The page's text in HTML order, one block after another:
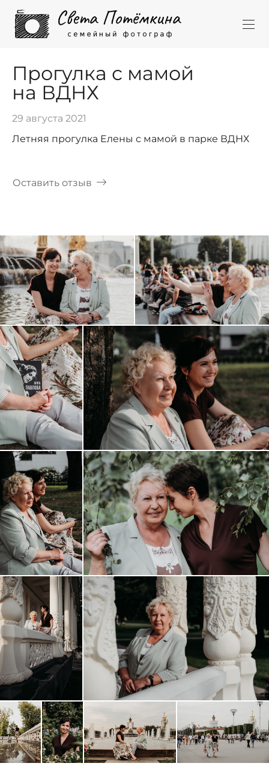
Прогулка с мамой
на ВДНХ
29 августа 2021
Летняя прогулка Елены с мамой в парке ВДНХ
Оставить отзыв